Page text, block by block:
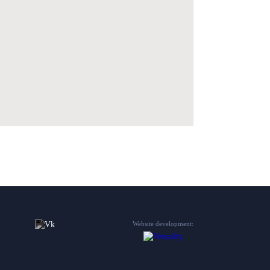
Website development: